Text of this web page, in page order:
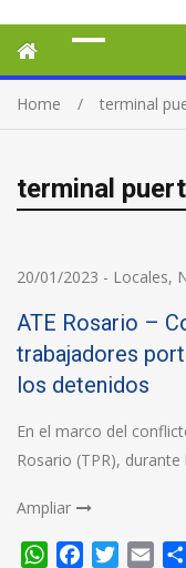
Home terminal
terminal
20/01/2023 - Locales,
ATE Rosario –
trabajadores
los detenidos
En el marco del
Rosario (TPR),
Ampliar
WhatsApp
FacebookTwitter
Email